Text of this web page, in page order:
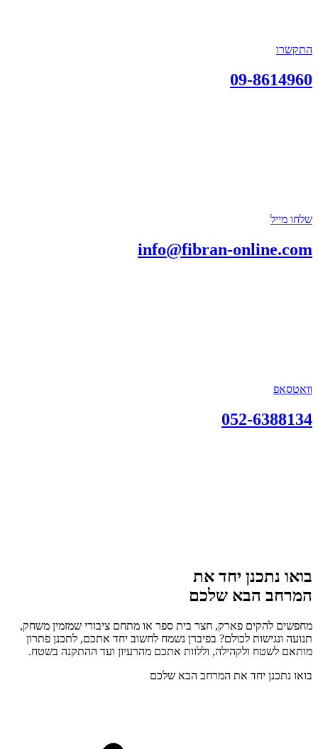
התקשרו
09-8614960
שלחו מייל
info@fibran-online.com
וואטסאפ
052-6388134
בואו נתכנן יחד את
המרחב הבא שלכם
מחפשים להקים פארק, חצר בית ספר או מתחם ציבורי שמזמין משחק,
תנועה ונגישות לכולם? בפיברן נשמח לחשוב יחד אתכם, לתכנן פתרון
מותאם לשטח ולקהילה, וללוות אתכם מהרעיון ועד ההתקנה בשטח.
בואו נתכנן יחד את המרחב הבא שלכם